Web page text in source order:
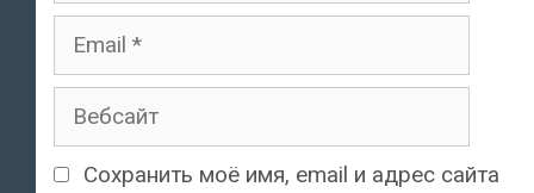
Email
Вебсайт
Сохранить моё имя, email и адрес сайта